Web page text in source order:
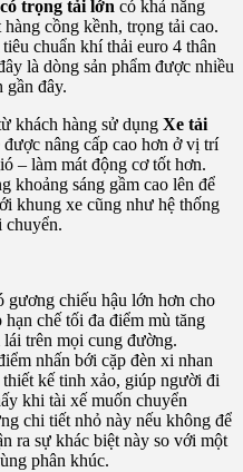
trọng tải lớn có khả năng
cồng kềnh, trọng tải cao.
chuẩn khí thải euro 4 thân
là dòng sản phẩm được nhiều
gần đây.
khách hàng sử dụng Xe tải
nâng cấp cao hơn ở vị trí
– làm mát động cơ tốt hơn.
khoảng sáng gầm cao lên để
khung xe cũng như hệ thống
chuyển.
gương chiếu hậu lớn hơn cho
hạn chế tối đa điểm mù tăng
trên mọi cung đường.
nhấn bới cặp đèn xi nhan
kế tinh xảo, giúp người đi
khi tài xế muốn chuyển
chi tiết nhỏ này nếu không để
ra sự khác biệt này so với một
phân khúc.